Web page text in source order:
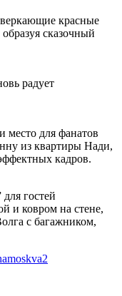
красные
сказочный
радует
место для фанатов
из квартиры Нади,
кадров.
гостей
и ковром на стене,
с багажником,